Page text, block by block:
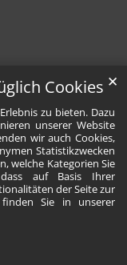
Cookies
zu bieten. Dazu
unserer Website
wir auch Cookies,
Statistikzwecken
welche Kategorien Sie
auf Basis Ihrer
der Seite zur
Sie in unserer
✕